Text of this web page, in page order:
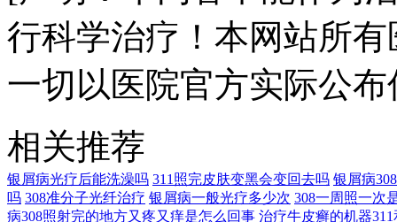
行科学治疗！本网站所
一切以医院官方实际公
相关推荐
银屑病光疗后能洗澡吗 311照完皮肤变黑会变回去吗 银屑病
吗 308准分子光纤治疗 银屑病一般光疗多少次 308一周照一次
病308照射完的地方又疼又痒是怎么回事 治疗牛皮癣的机器